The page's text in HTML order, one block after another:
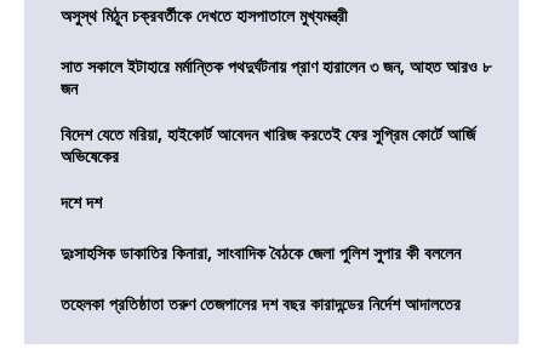
অসুস্থ মিঠুন চক্রবর্তীকে দেখতে হাসপাতালে মুখ্যমন্ত্রী
সাত সকালে ইটাহারে মর্মান্তিক পথদুর্ঘটনায় প্রাণ হারালেন ৩ জন, আহত আরও ৮
জন
বিদেশ যেতে মরিয়া, হাইকোর্ট আবেদন খারিজ করতেই ফের সুপ্রিম কোর্টে আর্জি
অভিষেকের
দশে দশ
দুঃসাহসিক ডাকাতির কিনারা, সাংবাদিক বৈঠকে জেলা পুলিশ সুপার কী বললেন
তহেলকা প্রতিষ্ঠাতা তরুণ তেজপালের দশ বছর কারাদন্ডের নির্দেশ আদালতের